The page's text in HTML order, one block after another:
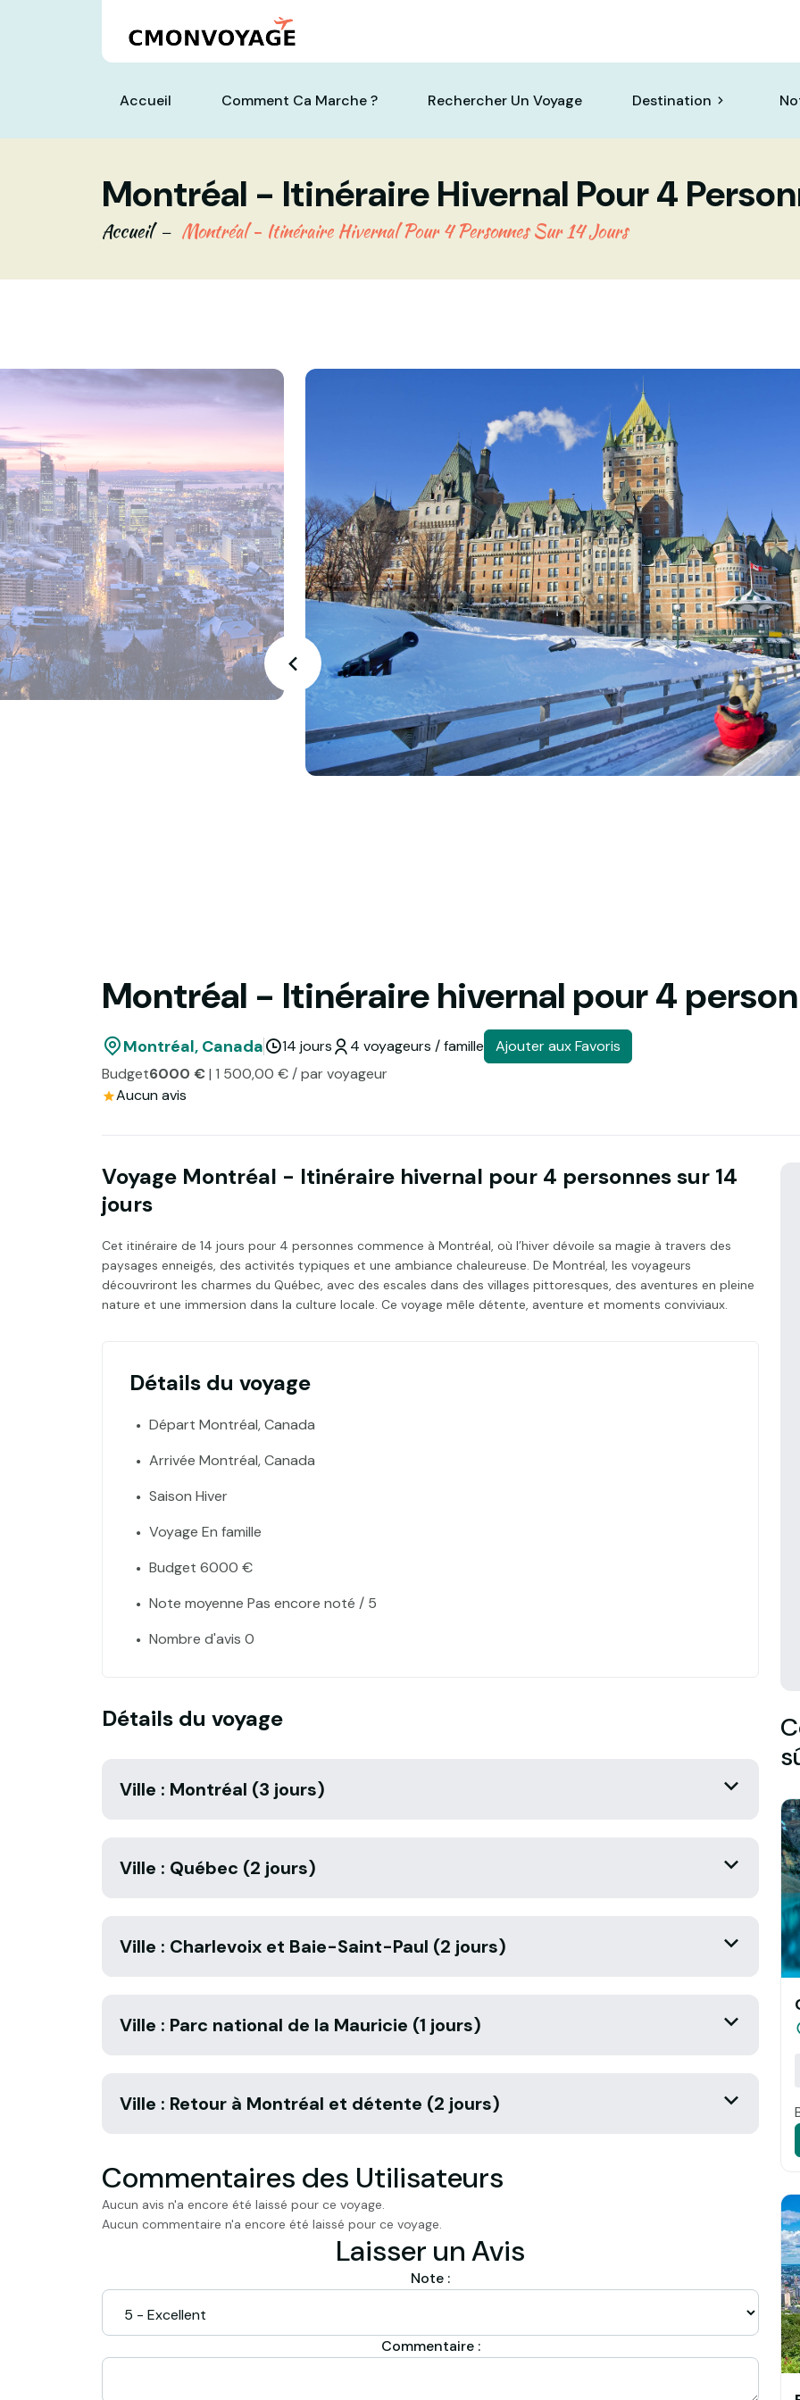
Accueil Comment Ca Marche ? Rechercher Un Voyage Destination
Montréal - Itinéraire Hivernal Pour 4
Accueil Montréal - Itinéraire Hivernal Pour 4 Personnes Sur 14 Jours
Montréal - Itinéraire hivernal pour 4
Montréal, Canada 14 jours 4 voyageurs / famille
Ajouter aux Favoris
Budget6000 €| 1 500,00 € / par voyageur
Aucun avis
Voyage Montréal - Itinéraire hivernal pour 4 personnes sur 14
jours
Cet itinéraire de 14 jours pour 4 personnes commence à Montréal, où l’hiver dévoile sa magie à travers des
paysages enneigés, des activités typiques et une ambiance chaleureuse. De Montréal, les voyageurs
découvriront les charmes du Québec, avec des escales dans des villages pittoresques, des aventures en pleine
nature et une immersion dans la culture locale. Ce voyage mêle détente, aventure et moments conviviaux.
Détails du voyage
Départ Montréal, Canada
Arrivée Montréal, Canada
Saison Hiver
Voyage En famille
Budget 6000 €
Note moyenne Pas encore noté / 5
Nombre d'avis 0
Détails du voyage
Ville : Montréal (3 jours)
Ville : Québec (2 jours)
Ville : Charlevoix et Baie-Saint-Paul (2 jours)
Ville : Parc national de la Mauricie (1 jours)
Ville : Retour à Montréal et détente (2 jours)
Commentaires des Utilisateurs
Aucun avis n'a encore été laissé pour ce voyage.
Aucun commentaire n'a encore été laissé pour ce voyage.
Laisser un Avis
Note :
Commentaire :